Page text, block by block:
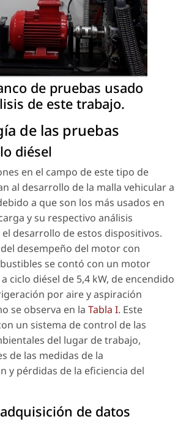
de pruebas usado
de este trabajo.
de las pruebas
diésel
en el campo de este tipo de
al desarrollo de la malla vehicular a
a que son los más usados en
y su respectivo análisis
desarrollo de estos dispositivos.
desempeño del motor con
se contó con un motor
ciclo diésel de 5,4 kW, de encendido
por aire y aspiración
se observa en la Tabla I. Este
un sistema de control de las
del lugar de trabajo,
de las medidas de la
y pérdidas de la eficiencia del
de datos